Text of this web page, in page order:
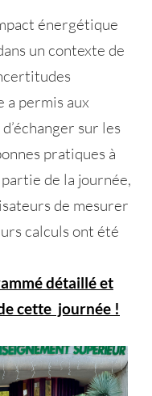
énergétique
un contexte de
a permis aux
sur les
pratiques à
de la journée,
de mesurer
calculs ont été
détaillé et
cette journée !